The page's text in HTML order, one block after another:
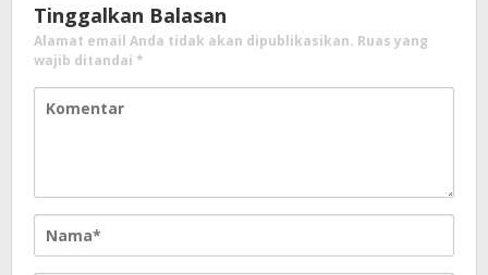
Tinggalkan Balasan
Alamat email Anda tidak akan dipublikasikan. Ruas yang
wajib ditandai *